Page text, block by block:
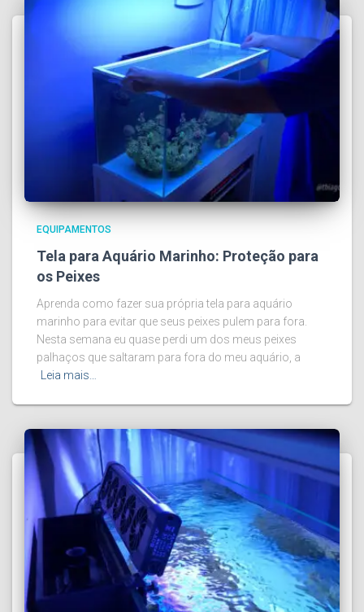
EQUIPAMENTOS
Tela para Aquário Marinho: Proteção para
os Peixes
Aprenda como fazer sua própria tela para aquário
marinho para evitar que seus peixes pulem para fora.
Nesta semana eu quase perdi um dos meus peixes
palhaços que saltaram para fora do meu aquário, a
Leia mais…